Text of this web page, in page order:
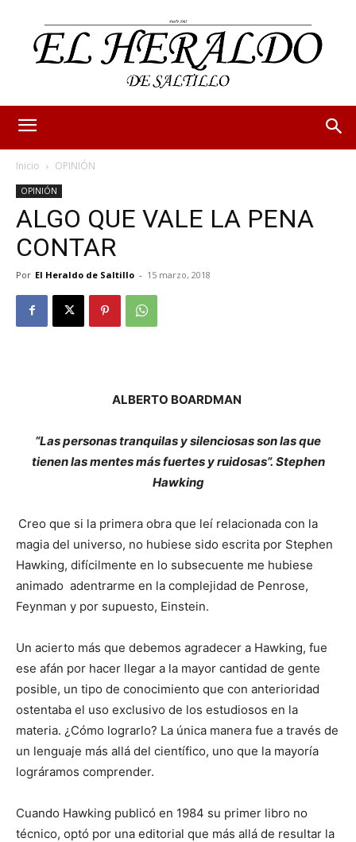
Inicio OPINIÓN
OPINIÓN
ALGO QUE VALE LA PENA
CONTAR
Por El Heraldo de Saltillo - 15 marzo, 2018
ALBERTO BOARDMAN
“Las personas tranquilas y silenciosas son las que
tienen las mentes más fuertes y ruidosas”. Stephen
Hawking
Creo que si la primera obra que leí relacionada con la
magia del universo, no hubiese sido escrita por Stephen
Hawking, difícilmente en lo subsecuente me hubiese
animado adentrarme en la complejidad de Penrose,
Feynman y por supuesto, Einstein.
Un acierto más que debemos agradecer a Hawking, fue
ese afán por hacer llegar a la mayor cantidad de gente
posible, un tipo de conocimiento que con anterioridad
ostentaba el uso exclusivo de los estudiosos en la
materia. ¿Cómo lograrlo? La única manera fue a través de
un lenguaje más allá del científico, uno que la mayoría
lográramos comprender.
Cuando Hawking publicó en 1984 su primer libro no
técnico, optó por una editorial que más allá de resultar la